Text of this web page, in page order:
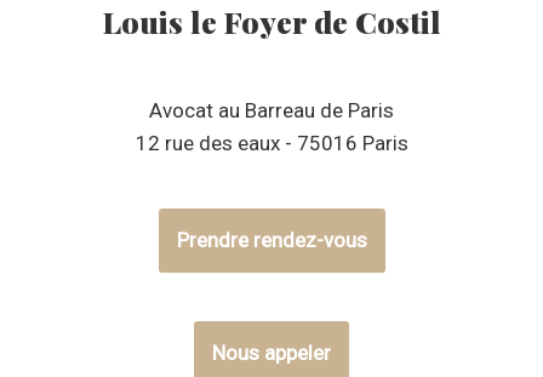
Louis le Foyer de Costil
Avocat au Barreau de Paris
12 rue des eaux - 75016 Paris
Prendre rendez-vous
Nous appeler